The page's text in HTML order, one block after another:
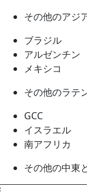
その他のアジア
ブラジル
アルゼンチン
メキシコ
その他のラテン
GCC
イスラエル
南アフリカ
その他の中東と